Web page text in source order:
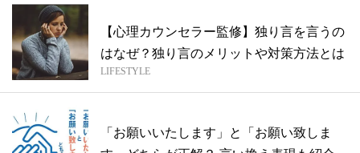
【心理カウンセラー監修】独り言を言うの
はなぜ？独り言のメリットや対策方法とは
LIFESTYLE
「お願いいたします」と「お願い致しま